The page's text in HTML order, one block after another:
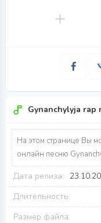
Gynanchylyja rap
На этом странице Вы
онлайн песню
Дата релиза:
Длительность:
Размер файла: